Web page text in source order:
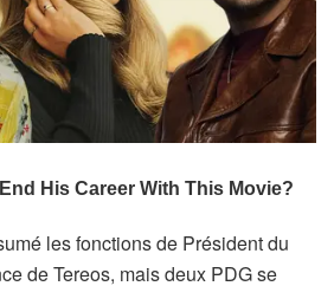
les fonctions de Président du
de Tereos, mais deux PDG se